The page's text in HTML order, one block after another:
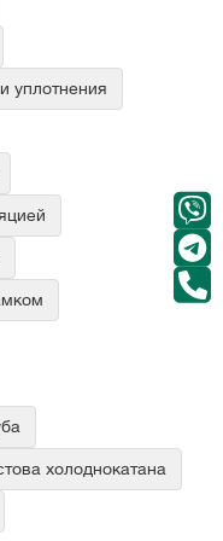
уплотнения
холоднокатана